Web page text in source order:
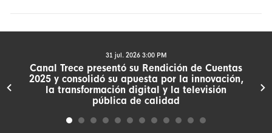
31 jul. 2026 3:00 PM
Canal Trece presentó su Rendición de Cuentas
2025 y consolidó su apuesta por la innovación,
la transformación digital y la televisión
pública de calidad